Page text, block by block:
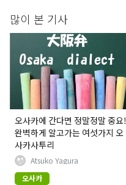
많이 본 기사
오사카에 간다면 정말정말 중요!
완벽하게 알고가는 여섯가지 오
사카사투리
Atsuko Yagura
오사카